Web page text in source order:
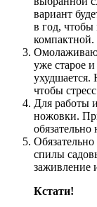
вариант
в год, чтобы
компактной.
уже старое
ухудшается.
чтобы
Для работы
ножовки.
спилы
заживление
Кстати!